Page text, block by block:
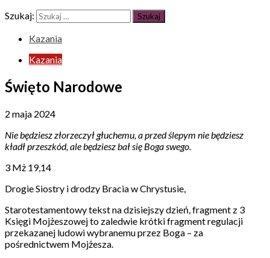
Szukaj:
Kazania
Kazania
Święto Narodowe
2 maja 2024
Nie będziesz złorzeczył głuchemu, a przed ślepym nie będziesz
kładł przeszkód, ale będziesz bał się Boga swego.
3 Mż 19,14
Drogie Siostry i drodzy Bracia w Chrystusie,
Starotestamentowy tekst na dzisiejszy dzień, fragment z 3
Księgi Mojżeszowej to zaledwie krótki fragment regulacji
przekazanej ludowi wybranemu przez Boga – za
pośrednictwem Mojżesza.